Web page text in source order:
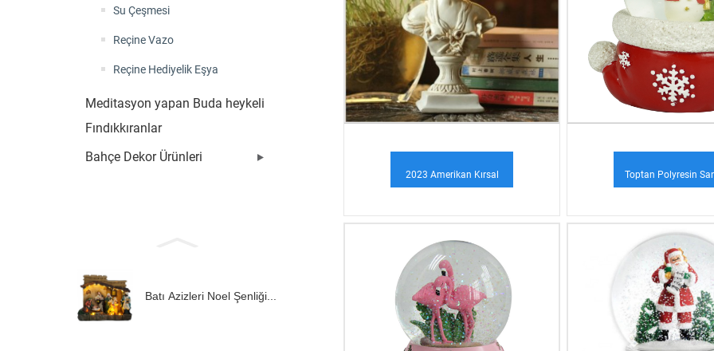
Su Çeşmesi
Reçine Vazo
Reçine Hediyelik Eşya
Meditasyon yapan Buda heykeli
Fındıkkıranlar
Bahçe Dekor Ürünleri
Batı Azizleri Noel Şenliği...
2023 Amerikan Kırsal Toptan Polyresin